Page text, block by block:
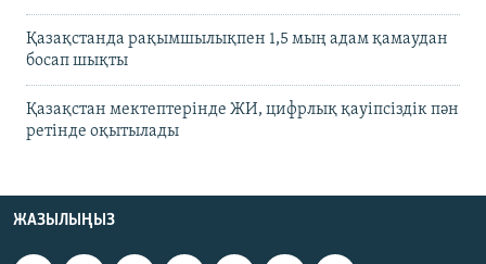
Қазақстанда рақымшылықпен 1,5 мың адам қамаудан
босап шықты
Қазақстан мектептерінде ЖИ, цифрлық қауіпсіздік пән
ретінде оқытылады
ЖАЗЫЛЫҢЫЗ